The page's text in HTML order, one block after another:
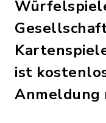
ist
Anmeldung